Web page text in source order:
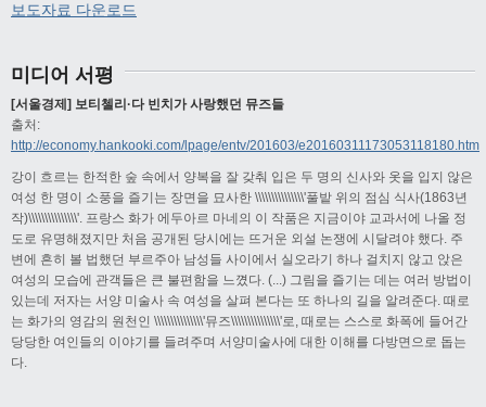
보도자료 다운로드
미디어 서평
[서울경제] 보티첼리·다 빈치가 사랑했던 뮤즈들
출처:
http://economy.hankooki.com/lpage/entv/201603/e20160311173053118180.htm
강이 흐르는 한적한 숲 속에서 양복을 잘 갖춰 입은 두 명의 신사와 옷을 입지 않은
여성 한 명이 소풍을 즐기는 장면을 묘사한 \\\\\\\\\\\\\\\'풀밭 위의 점심 식사(1863년
작)\\\\\\\\\\\\\\\'. 프랑스 화가 에두아르 마네의 이 작품은 지금이야 교과서에 나올 정
도로 유명해졌지만 처음 공개된 당시에는 뜨거운 외설 논쟁에 시달려야 했다. 주
변에 흔히 볼 법했던 부르주아 남성들 사이에서 실오라기 하나 걸치지 않고 앉은
여성의 모습에 관객들은 큰 불편함을 느꼈다. (...) 그림을 즐기는 데는 여러 방법이
있는데 저자는 서양 미술사 속 여성을 살펴 본다는 또 하나의 길을 알려준다. 때로
는 화가의 영감의 원천인 \\\\\\\\\\\\\\\'뮤즈\\\\\\\\\\\\\\\'로, 때로는 스스로 화폭에 들어간
당당한 여인들의 이야기를 들려주며 서양미술사에 대한 이해를 다방면으로 돕는
다.